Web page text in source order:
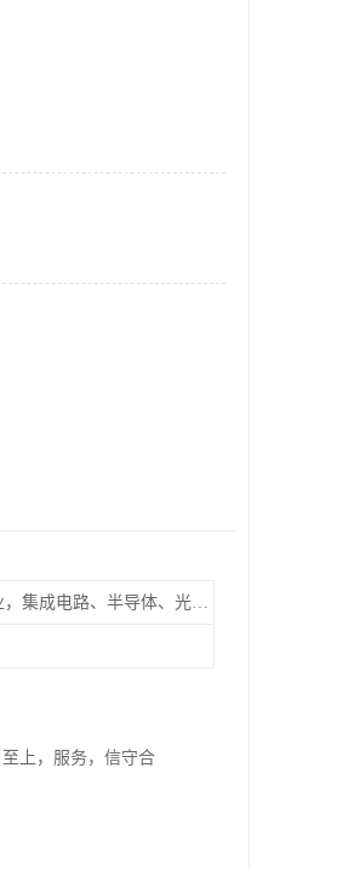
主要应用于化工企业，集成电路、半导体、光伏电池
上，服务，信守合